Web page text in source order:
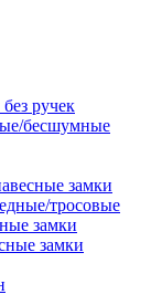
ручек
бесшумные
замки
тросовые
замки
замки